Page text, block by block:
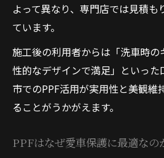
よって異なり、専門店では見積も
ています。
施工後の利用者からは「洗車時
性的なデザインで満足」といっ
市でのPPF活用が実用性と美観維
ることがうかがえます。
PPFはなぜ愛車保護に最適なの